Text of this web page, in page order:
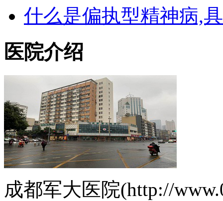
什么是偏执型精神病,
医院介绍
成都军大医院(http://